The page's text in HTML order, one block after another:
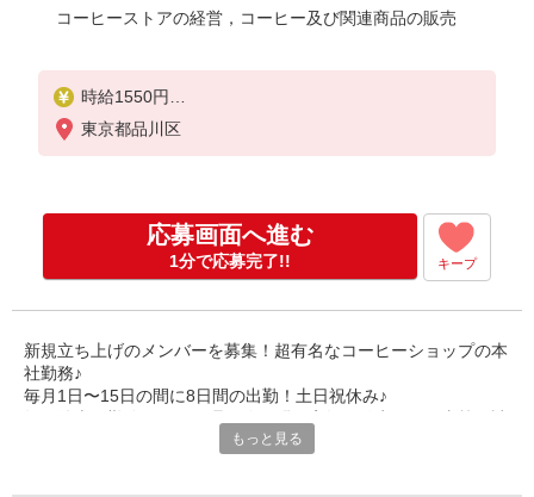
コーヒーストアの経営，コーヒー及び関連商品の販売
時給1550円
月収例 74400円+残業代
東京都品川区
応募画面へ進む
1分で応募完了!! キープ
新規立ち上げのメンバーを募集！超有名なコーヒーショップの本
社勤務♪
毎月1日〜15日の間に8日間の出勤！土日祝休み♪
求書処理業務をお任せします♪もっと見る